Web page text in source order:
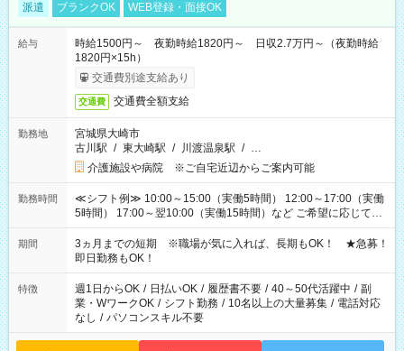
派遣 ブランクOK WEB登録・面接OK
給与
時給1500円～ 夜勤時給1820円～ 日収2.7万円～（夜勤時給
1820円×15h）
交通費別途支給あり
交通費 交通費全額支給
勤務地
宮城県大崎市
古川駅 / 東大崎駅 / 川渡温泉駅 / …
介護施設や病院 ※ご自宅近辺からご案内可能
勤務時間
≪シフト例≫ 10:00～15:00（実働5時間） 12:00～17:00（実働
5時間） 17:00～翌10:00（実働15時間）など ご希望に応じて、
働く時間は調整できます！ お気軽に担当へ相談ください！
期間
3ヵ月までの短期 ※職場が気に入れば、長期もOK！ ★急募！
即日勤務もOK！
特徴 週1日からOK / 日払いOK / 履歴書不要 / 40～50代活躍中 / 副
業・WワークOK / シフト勤務 / 10名以上の大量募集 / 電話対応
なし / パソコンスキル不要